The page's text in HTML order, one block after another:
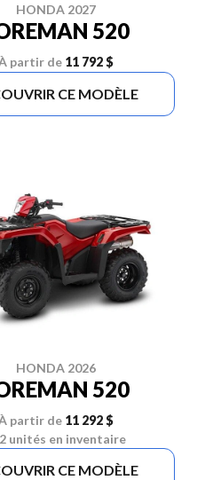
HONDA 2027
520
partir de 11 792 $
CE MODÈLE
HONDA 2026
520
partir de 11 292 $
2 unités en inventaire
CE MODÈLE